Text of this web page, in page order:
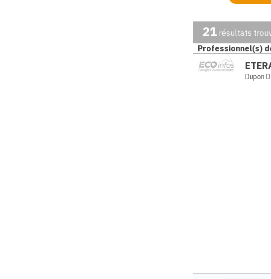
21 résultats
Professionnel(s)
Dupon